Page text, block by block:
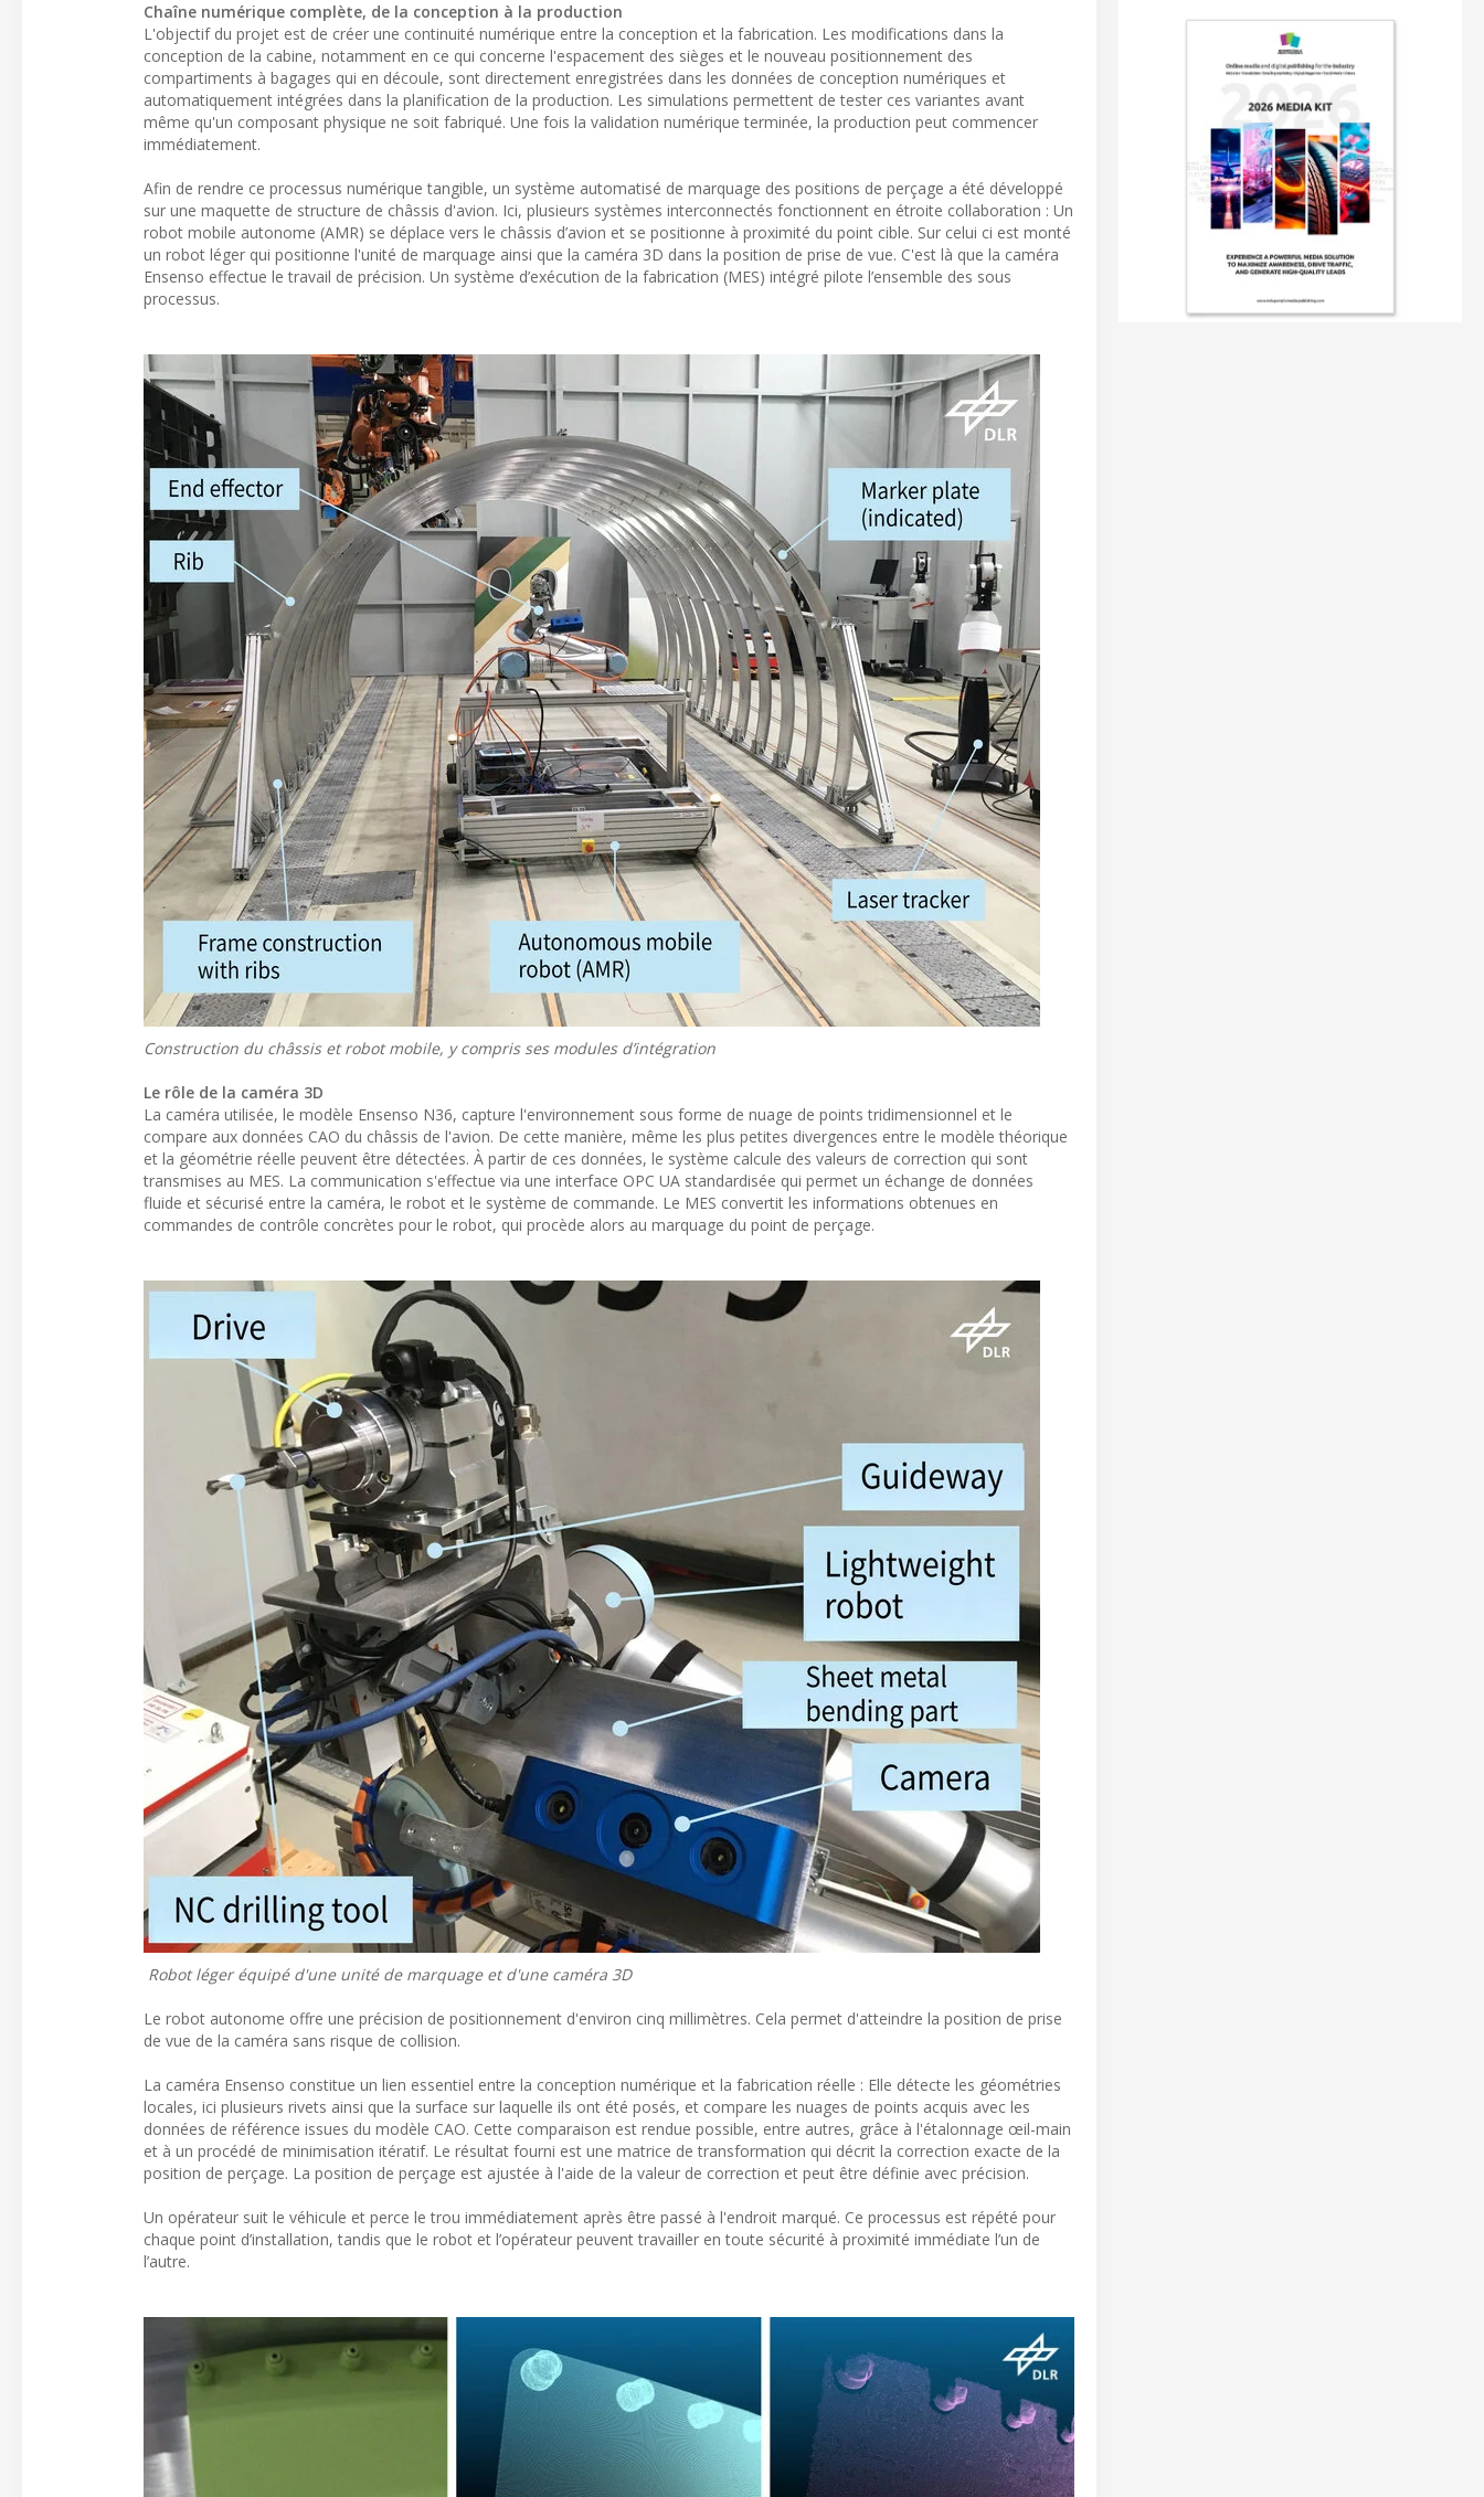
Chaîne numérique complète, de la conception à la production
L'objectif du projet est de créer une continuité numérique entre la conception et la fabrication. Les modifications dans la
conception de la cabine, notamment en ce qui concerne l'espacement des sièges et le nouveau positionnement des
compartiments à bagages qui en découle, sont directement enregistrées dans les données de conception numériques et
automatiquement intégrées dans la planification de la production. Les simulations permettent de tester ces variantes avant
même qu'un composant physique ne soit fabriqué. Une fois la validation numérique terminée, la production peut commencer
immédiatement.
Afin de rendre ce processus numérique tangible, un système automatisé de marquage des positions de perçage a été développé
sur une maquette de structure de châssis d'avion. Ici, plusieurs systèmes interconnectés fonctionnent en étroite collaboration : Un
robot mobile autonome (AMR) se déplace vers le châssis d’avion et se positionne à proximité du point cible. Sur celui ci est monté
un robot léger qui positionne l'unité de marquage ainsi que la caméra 3D dans la position de prise de vue. C'est là que la caméra
Ensenso effectue le travail de précision. Un système d’exécution de la fabrication (MES) intégré pilote l’ensemble des sous
processus.
Construction du châssis et robot mobile, y compris ses modules d’intégration
Le rôle de la caméra 3D
La caméra utilisée, le modèle Ensenso N36, capture l'environnement sous forme de nuage de points tridimensionnel et le
compare aux données CAO du châssis de l'avion. De cette manière, même les plus petites divergences entre le modèle théorique
et la géométrie réelle peuvent être détectées. À partir de ces données, le système calcule des valeurs de correction qui sont
transmises au MES. La communication s'effectue via une interface OPC UA standardisée qui permet un échange de données
fluide et sécurisé entre la caméra, le robot et le système de commande. Le MES convertit les informations obtenues en
commandes de contrôle concrètes pour le robot, qui procède alors au marquage du point de perçage.
Robot léger équipé d'une unité de marquage et d'une caméra 3D
Le robot autonome offre une précision de positionnement d'environ cinq millimètres. Cela permet d'atteindre la position de prise
de vue de la caméra sans risque de collision.
La caméra Ensenso constitue un lien essentiel entre la conception numérique et la fabrication réelle : Elle détecte les géométries
locales, ici plusieurs rivets ainsi que la surface sur laquelle ils ont été posés, et compare les nuages de points acquis avec les
données de référence issues du modèle CAO. Cette comparaison est rendue possible, entre autres, grâce à l'étalonnage œil-main
et à un procédé de minimisation itératif. Le résultat fourni est une matrice de transformation qui décrit la correction exacte de la
position de perçage. La position de perçage est ajustée à l'aide de la valeur de correction et peut être définie avec précision.
Un opérateur suit le véhicule et perce le trou immédiatement après être passé à l'endroit marqué. Ce processus est répété pour
chaque point d’installation, tandis que le robot et l’opérateur peuvent travailler en toute sécurité à proximité immédiate l’un de
l’autre.